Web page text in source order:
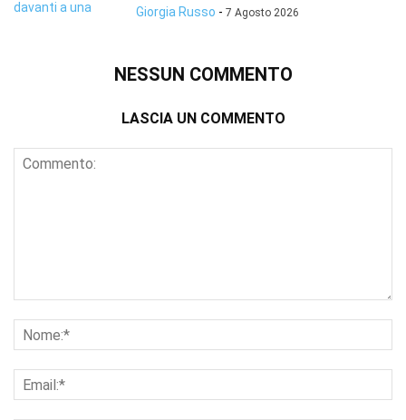
Giorgia Russo - 7 Agosto 2026
NESSUN COMMENTO
LASCIA UN COMMENTO